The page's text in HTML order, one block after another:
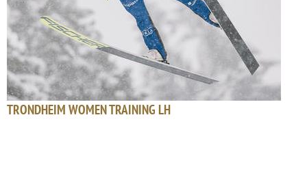
TRONDHEIM WOMEN TRAINING LH